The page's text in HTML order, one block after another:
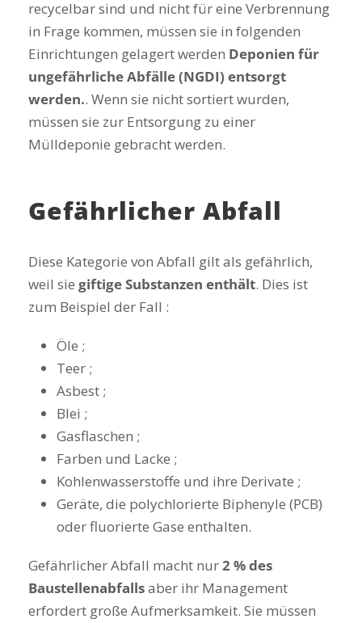
recycelbar sind und nicht für eine Verbrennung
in Frage kommen, müssen sie in folgenden
Einrichtungen gelagert werden Deponien für
ungefährliche Abfälle (NGDI) entsorgt
werden.. Wenn sie nicht sortiert wurden,
müssen sie zur Entsorgung zu einer
Mülldeponie gebracht werden.
Gefährlicher Abfall
Diese Kategorie von Abfall gilt als gefährlich,
weil sie giftige Substanzen enthält. Dies ist
zum Beispiel der Fall :
Öle ;
Teer ;
Asbest ;
Blei ;
Gasflaschen ;
Farben und Lacke ;
Kohlenwasserstoffe und ihre Derivate ;
Geräte, die polychlorierte Biphenyle (PCB)
oder fluorierte Gase enthalten.
Gefährlicher Abfall macht nur2 % des
Baustellenabfallsaber ihr Management
erfordert große Aufmerksamkeit. Sie müssen